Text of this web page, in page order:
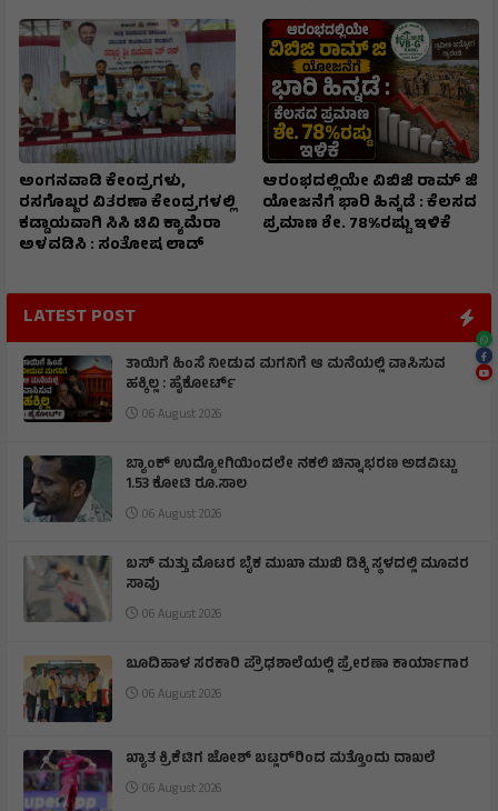
ಅಂಗನವಾಡಿ ಕೇಂದ್ರಗಳು,
ರಸಗೊಬ್ಬರ ವಿತರಣಾ ಕೇಂದ್ರಗಳಲ್ಲಿ
ಕಡ್ಡಾಯವಾಗಿ ಸಿಸಿ ಟಿವಿ ಕ್ಯಾಮೆರಾ
ಅಳವಡಿಸಿ : ಸಂತೋಷ ಲಾಡ್
ಆರಂಭದಲ್ಲಿಯೇ ವಿಬಿಜಿ ರಾಮ್ ಜಿ
ಯೋಜನೆಗೆ ಭಾರಿ ಹಿನ್ನಡೆ : ಕೆಲಸದ
ಪ್ರಮಾಣ ಶೇ. 78%ರಷ್ಟು ಇಳಿಕೆ
LATEST POST
ತಾಯಿಗೆ ಹಿಂಸೆ ನೀಡುವ ಮಗನಿಗೆ ಆ ಮನೆಯಲ್ಲಿ ವಾಸಿಸುವ
ಹಕ್ಕಿಲ್ಲ : ಹೈಕೋರ್ಟ್
06 August 2026
ಬ್ಯಾಂಕ್‌ ಉದ್ಯೋಗಿಯಿಂದಲೇ ನಕಲಿ ಚಿನ್ನಾಭರಣ ಅಡವಿಟ್ಟು
1.53 ಕೋಟಿ ರೂ.ಸಾಲ
06 August 2026
ಬಸ್ ಮತ್ತು ಮೊಟರ ಬೈಕ ಮುಖಾ ಮುಖಿ‌ ಡಿಕ್ಕಿ ಸ್ಥಳದಲ್ಲಿ ಮೂವರ
ಸಾವು
06 August 2026
ಬೂದಿಹಾಳ ಸರಕಾರಿ ಪ್ರೌಢಶಾಲೆಯಲ್ಲಿ ಪ್ರೇರಣಾ ಕಾರ್ಯಾಗಾರ
06 August 2026
ಖ್ಯಾತ ಕ್ರಿಕೆಟಿಗ ಜೋಶ್ ಬಟ್ಲರ್‌ರಿಂದ ಮತ್ತೊಂದು ದಾಖಲೆ
06 August 2026